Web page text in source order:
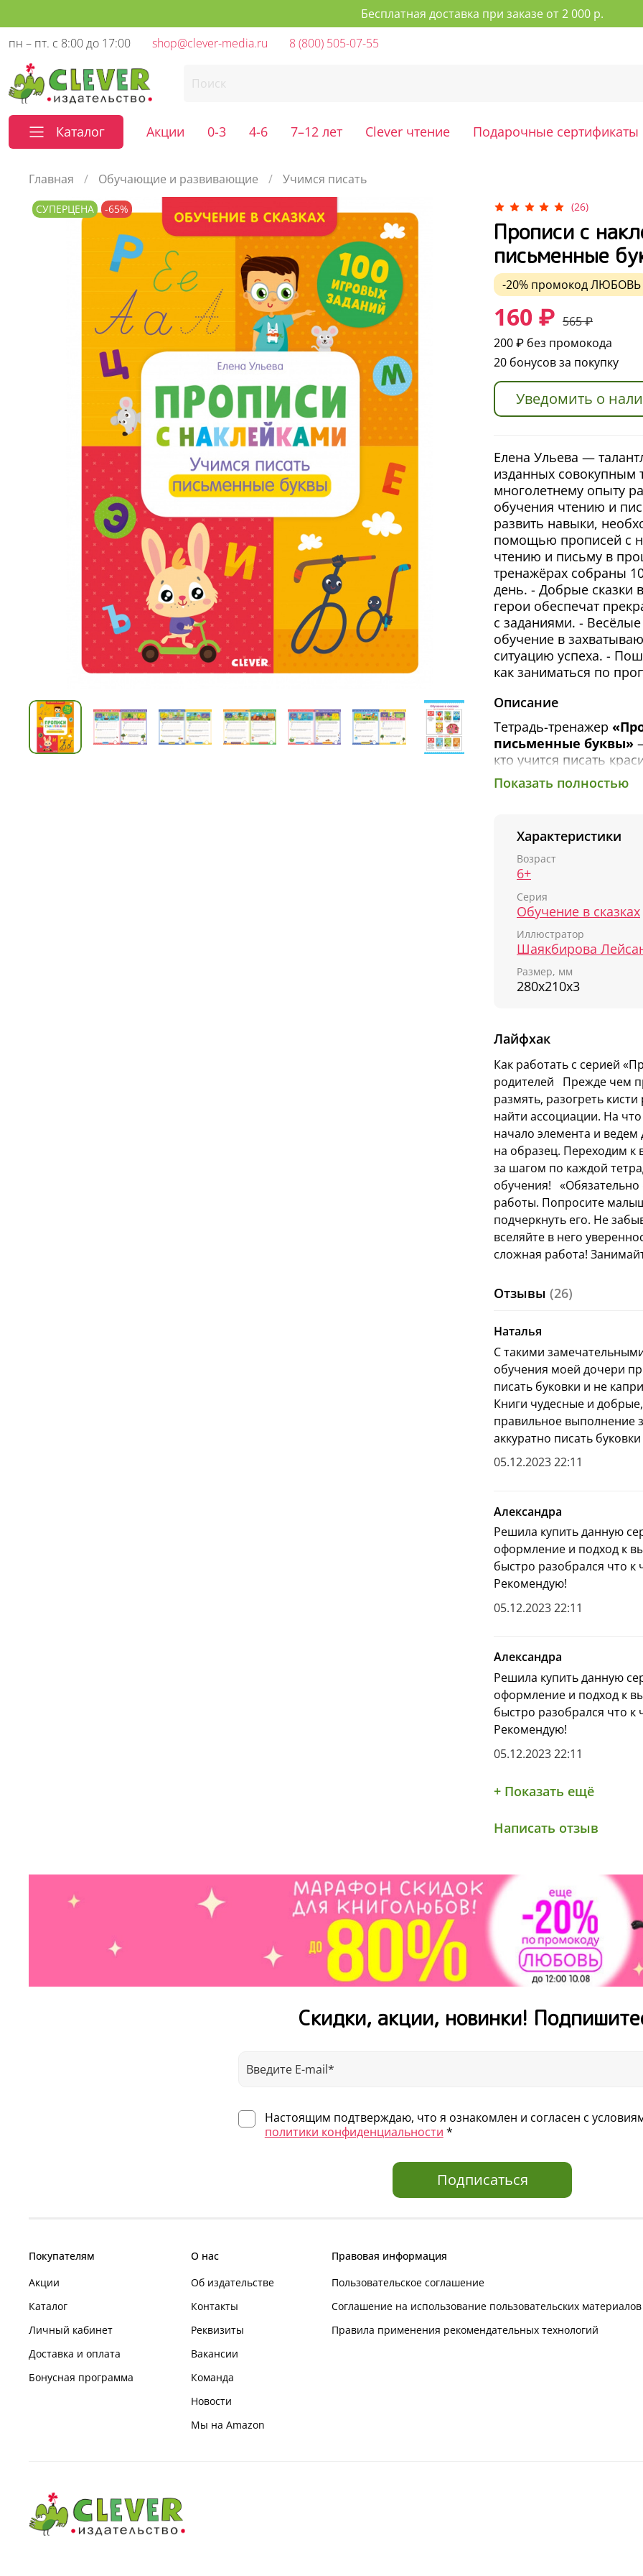
Бесплатная доставка при заказе от 2 000 р.
пн – пт. с 8:00 до 17:00
shop@clever-media.ru 8 (800) 505-07-55
Каталог Акции 0-3 4-6 7–12 лет Clever чтение Подарочные сертификаты
Главная Обучающие и развивающие Учимся писать
СУПЕРЦЕНА -65% (26)
Прописи с
письменные
-20% промокодЛЮБОВЬ
160 ₽ 565 ₽
200 ₽ без промокода
20 бонусов за покупку
Уведомить о
Елена Ульева —
изданных совокупным
многолетнему опыту
обучения чтению и
развить навыки,
помощью прописей с
чтению и письму в
тренажёрах собраны
день. - Добрые сказки
герои обеспечат
с заданиями. - Весёлые
обучение в
ситуацию успеха. -
как заниматься по
Описание
Тетрадь-тренажер
письменные буквы»
кто учится писать
«Прописи с
Ульева создала
увлечь ребенка и
обучения в школе.
В этой тетради ваш
зайчиком Семой,
написание
тетрадь заложит
конце тетради
мелкую моторику и
Научив ребенка
все его проблемы с
Серия «Обучение в
ваш ребенок
игры! В этих
заданий на каждый
Читайте также в серии:
Прописи с
письму, которая
1-й УРОВЕНЬ — «
2-й УРОВЕНЬ — «
4-й УРОВЕНЬ — «
5-й УРОВЕНЬ — «
Эти книги прекрасно
развивающем центр и
Собери всю
Об авторе:
Елена Ульева —
совокупным тиражом 6
входит в ТОП-3 самых
Специально для вас
Елены Ульевой.
Не пропустите
«ДЕТИ, С КОТОРЫМИ
СОБСТВЕННЫЕ
Рекомендации для
Прежде чем
размять,
Дайте ребенку
На что он похож?
Ставим пальчик
Переходим к
Занимайтесь шаг за
«Обязательно
Попросите малыша
подчеркнуть
его. Не забывайте
вселяйте в него
важная
и сложная работа!
Показать полностью
Характеристики
Возраст
6+
Серия
Обучение в сказках
Иллюстратор
Размер, мм
280х210х3
Лайфхак
Как работать с серией
родителей Прежде чем
размять, разогреть
найти ассоциации. На
начало элемента и
на образец. Переходим
за шагом по каждой
обучения!
работы. Попросите
подчеркнуть его. Не
вселяйте в него
сложная работа!
Отзывы (26)
Наталья
С такими
обучения моей дочери
писать буковки и не
Книги чудесные и
правильное выполнение
аккуратно писать
05.12.2023 22:11
Александра
Решила купить данную
оформление и подход к
быстро разобрался что к
Рекомендую!
05.12.2023 22:11
Александра
Решила купить данную
оформление и подход к
быстро разобрался что к
Рекомендую!
05.12.2023 22:11
+ Показать ещё
Написать отзыв
Скидки, акции, новинки!
Настоящим подтверждаю, что я ознакомлен и согласен с
политики конфиденциальности *
Подписаться
Покупателям
Акции
Каталог
Личный кабинет
Доставка и оплата
Бонусная программа
О нас
Об издательстве
Контакты
Реквизиты
Вакансии
Команда
Новости
Мы на Amazon
Правовая информация
Пользовательское соглашение
Соглашение на использование пользовательских материалов
Правила применения рекомендательных технологий